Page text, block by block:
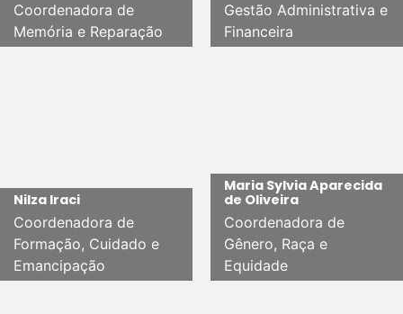
Coordenadora de
Memória e Reparação
Gestão Administrativa e
Financeira
Nilza Iraci
Coordenadora de
Formação, Cuidado e
Emancipação
Maria Sylvia Aparecida
de Oliveira
Coordenadora de
Gênero, Raça e
Equidade